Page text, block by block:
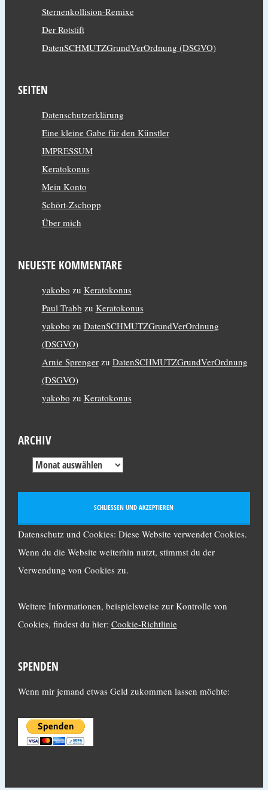
Sternenkollision-Remixe
Der Rotstift
DatenSCHMUTZGrundVerOrdnung (DSGVO)
SEITEN
Datenschutzerklärung
Eine kleine Gabe für den Künstler
IMPRESSUM
Keratokonus
Mein Konto
Schört-Zschopp
Über mich
NEUESTE KOMMENTARE
yakobo zu Keratokonus
Paul Trabb zu Keratokonus
yakobo zu DatenSCHMUTZGrundVerOrdnung
(DSGVO)
Arnie Sprengerzu DatenSCHMUTZGrundVerOrdnung
(DSGVO)
yakobo zu Keratokonus
ARCHIV
Datenschutz und Cookies: Diese Website verwendet Cookies.
Wenn du die Website weiterhin nutzt, stimmst du der
Verwendung von Cookies zu.
Weitere Informationen, beispielsweise zur Kontrolle von
Cookies, findest du hier: Cookie-Richtlinie
SPENDEN
Wenn mir jemand etwas Geld zukommen lassen möchte: